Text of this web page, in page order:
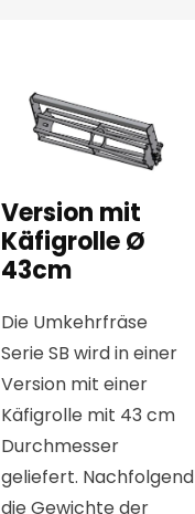
Version mit
Käfigrolle Ø
43cm
Die Umkehrfräse
Serie SB wird in einer
Version mit einer
Käfigrolle mit 43 cm
Durchmesser
geliefert. Nachfolgend
die Gewichte der